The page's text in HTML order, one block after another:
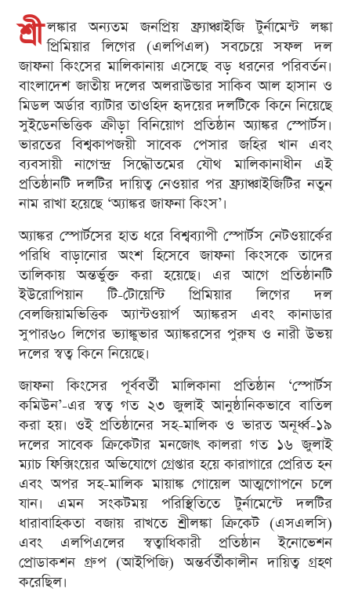
শ্রী লঙ্কার অন্যতম জনপ্রিয় ফ্র্যাঞ্চাইজি টুর্নামেন্ট লঙ্কা
প্রিমিয়ার লিগের (এলপিএল) সবচেয়ে সফল দল
জাফনা কিংসের মালিকানায় এসেছে বড় ধরনের পরিবর্তন।
বাংলাদেশ জাতীয় দলের অলরাউন্ডার সাকিব আল হাসান ও
মিডল অর্ডার ব্যাটার তাওহিদ হৃদয়ের দলটিকে কিনে নিয়েছে
সুইডেনভিত্তিক ক্রীড়া বিনিয়োগ প্রতিষ্ঠান অ্যাঙ্কর স্পোর্টস।
ভারতের বিশ্বকাপজয়ী সাবেক পেসার জহির খান এবং
ব্যবসায়ী নাগেন্দ্র সিদ্ধৌতমের যৌথ মালিকানাধীন এই
প্রতিষ্ঠানটি দলটির দায়িত্ব নেওয়ার পর ফ্র্যাঞ্চাইজিটির নতুন
নাম রাখা হয়েছে ‘অ্যাঙ্কর জাফনা কিংস’।
অ্যাঙ্কর স্পোর্টসের হাত ধরে বিশ্বব্যাপী স্পোর্টস নেটওয়ার্কের
পরিধি বাড়ানোর অংশ হিসেবে জাফনা কিংসকে তাদের
তালিকায় অন্তর্ভুক্ত করা হয়েছে। এর আগে প্রতিষ্ঠানটি
ইউরোপিয়ান টি-টোয়েন্টি প্রিমিয়ার লিগের দল
বেলজিয়ামভিত্তিক অ্যান্টওয়ার্প অ্যাঙ্করস এবং কানাডার
সুপার৬০ লিগের ভ্যাঙ্কুভার অ্যাঙ্করসের পুরুষ ও নারী উভয়
দলের স্বত্ব কিনে নিয়েছে।
জাফনা কিংসের পূর্ববর্তী মালিকানা প্রতিষ্ঠান ‘স্পোর্টস
কমিউন’-এর স্বত্ব গত ২৩ জুলাই আনুষ্ঠানিকভাবে বাতিল
করা হয়। ওই প্রতিষ্ঠানের সহ-মালিক ও ভারত অনূর্ধ্ব-১৯
দলের সাবেক ক্রিকেটার মনজোৎ কালরা গত ১৬ জুলাই
ম্যাচ ফিক্সিংয়ের অভিযোগে গ্রেপ্তার হয়ে কারাগারে প্রেরিত হন
এবং অপর সহ-মালিক মায়াঙ্ক গোয়েল আত্মগোপনে চলে
যান। এমন সংকটময় পরিস্থিতিতে টুর্নামেন্টে দলটির
ধারাবাহিকতা বজায় রাখতে শ্রীলঙ্কা ক্রিকেট (এসএলসি)
এবং এলপিএলের স্বত্বাধিকারী প্রতিষ্ঠান ইনোভেশন
প্রোডাকশন গ্রুপ (আইপিজি) অন্তর্বর্তীকালীন দায়িত্ব গ্রহণ
করেছিল।